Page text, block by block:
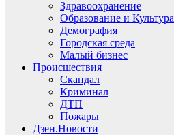
Здравоохранение
Образование и Культура
Демография
Городская среда
Малый бизнес
Происшествия
Скандал
Криминал
ДТП
Пожары
Дзен.Новости